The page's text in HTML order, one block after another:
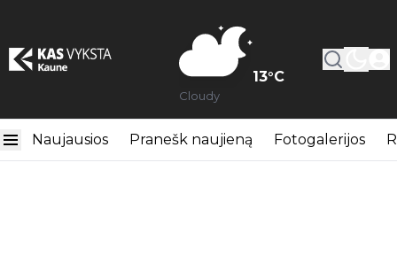
13°C
Cloudy
Naujausios Pranešk naujieną Fotogalerijos